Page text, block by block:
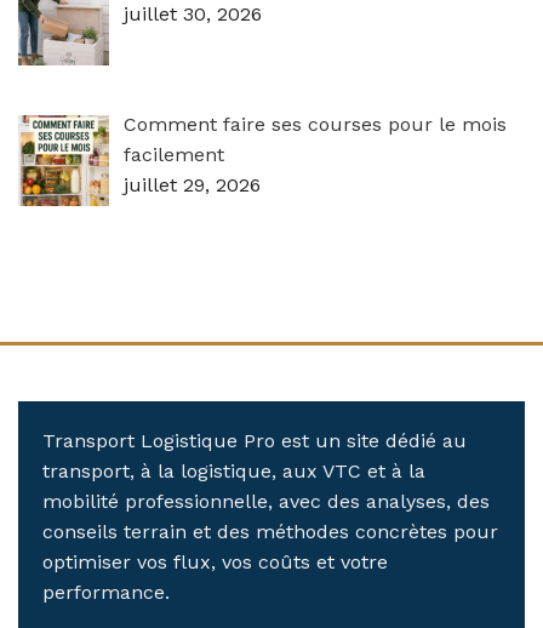
juillet 30, 2026
Comment faire ses courses pour le mois
facilement
juillet 29, 2026
Transport Logistique Pro est un site dédié au
transport, à la logistique, aux VTC et à la
mobilité professionnelle, avec des analyses, des
conseils terrain et des méthodes concrètes pour
optimiser vos flux, vos coûts et votre
performance.